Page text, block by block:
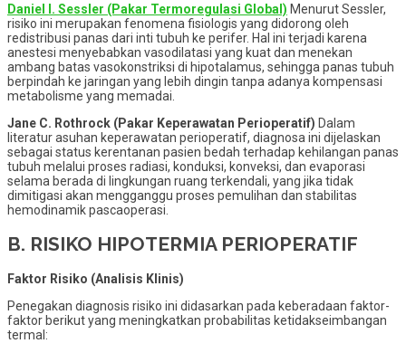
Daniel I. Sessler (Pakar Termoregulasi Global) Menurut Sessler,
risiko ini merupakan fenomena fisiologis yang didorong oleh
redistribusi panas dari inti tubuh ke perifer. Hal ini terjadi karena
anestesi menyebabkan vasodilatasi yang kuat dan menekan
ambang batas vasokonstriksi di hipotalamus, sehingga panas tubuh
berpindah ke jaringan yang lebih dingin tanpa adanya kompensasi
metabolisme yang memadai.
Jane C. Rothrock (Pakar Keperawatan Perioperatif) Dalam
literatur asuhan keperawatan perioperatif, diagnosa ini dijelaskan
sebagai status kerentanan pasien bedah terhadap kehilangan panas
tubuh melalui proses radiasi, konduksi, konveksi, dan evaporasi
selama berada di lingkungan ruang terkendali, yang jika tidak
dimitigasi akan mengganggu proses pemulihan dan stabilitas
hemodinamik pascaoperasi.
B. RISIKO HIPOTERMIA PERIOPERATIF
Faktor Risiko (Analisis Klinis)
Penegakan diagnosis risiko ini didasarkan pada keberadaan faktor-
faktor berikut yang meningkatkan probabilitas ketidakseimbangan
termal: